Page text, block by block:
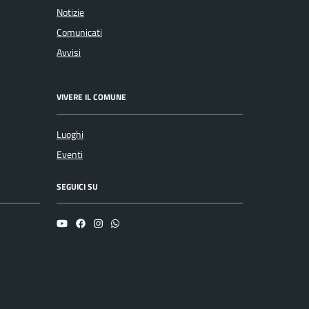
Notizie
Comunicati
Avvisi
VIVERE IL COMUNE
Luoghi
Eventi
SEGUICI SU
YouTubeFacebookInstagramWhatsapp